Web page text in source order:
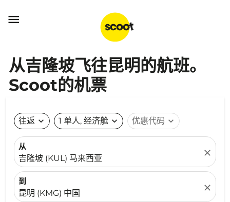

从吉隆坡飞往昆明的航班。
Scoot的机票
往返 expand_more 1 单人, 经济舱 expand_more 优惠代码 expand_more
从
吉隆坡 (KUL) 马来西亚
close
到
昆明 (KMG) 中国
close